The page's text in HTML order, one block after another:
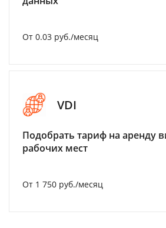
От 0.03 руб./месяц
VDI
Подобрать тариф на аренду
рабочих мест
От 1 750 руб./месяц